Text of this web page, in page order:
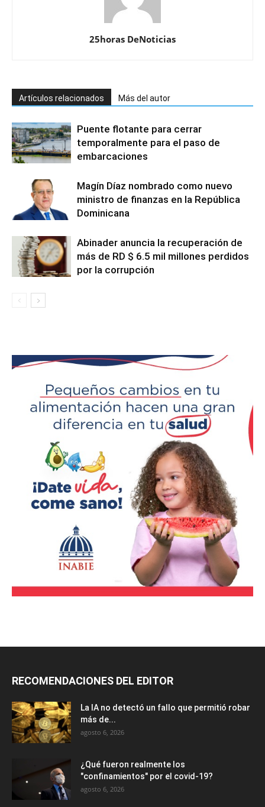
25horas DeNoticias
Artículos relacionados Más del autor
Puente flotante para cerrar
temporalmente para el paso de
embarcaciones
Magín Díaz nombrado como nuevo
ministro de finanzas en la República
Dominicana
Abinader anuncia la recuperación de
más de RD $ 6.5 mil millones perdidos
por la corrupción
RECOMENDACIONES DEL EDITOR
La IA no detectó un fallo que permitió robar
más de...
agosto 6, 2026
¿Qué fueron realmente los
"confinamientos" por el covid-19?
agosto 6, 2026